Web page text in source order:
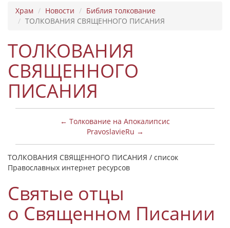
Храм Новости
Библия толкование
ТОЛКОВАНИЯ СВЯЩЕННОГО ПИСАНИЯ
ТОЛКОВАНИЯ
СВЯЩЕННОГО
ПИСАНИЯ
← Толкование на Апокалипсис
PravoslavieRu →
ТОЛКОВАНИЯ СВЯЩЕННОГО ПИСАНИЯ / список
Православных интернет ресурсов
Святые отцы
о Священном Писании